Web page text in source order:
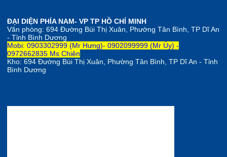
ĐẠI DIỆN PHÍA NAM- VP TP HỒ CHÍ MINH
Văn phòng: 694 Đường Bùi Thị Xuân, Phường Tân Bình, TP Dĩ An
- Tỉnh Bình Dương
Mobi: 0903302999 (Mr Hưng)- 0902099999 (Mr Úy) -
0972662835 Ms Chiên
Kho: 694 Đường Bùi Thị Xuân, Phường Tân Bình, TP Dĩ An - Tỉnh
Bình Dương